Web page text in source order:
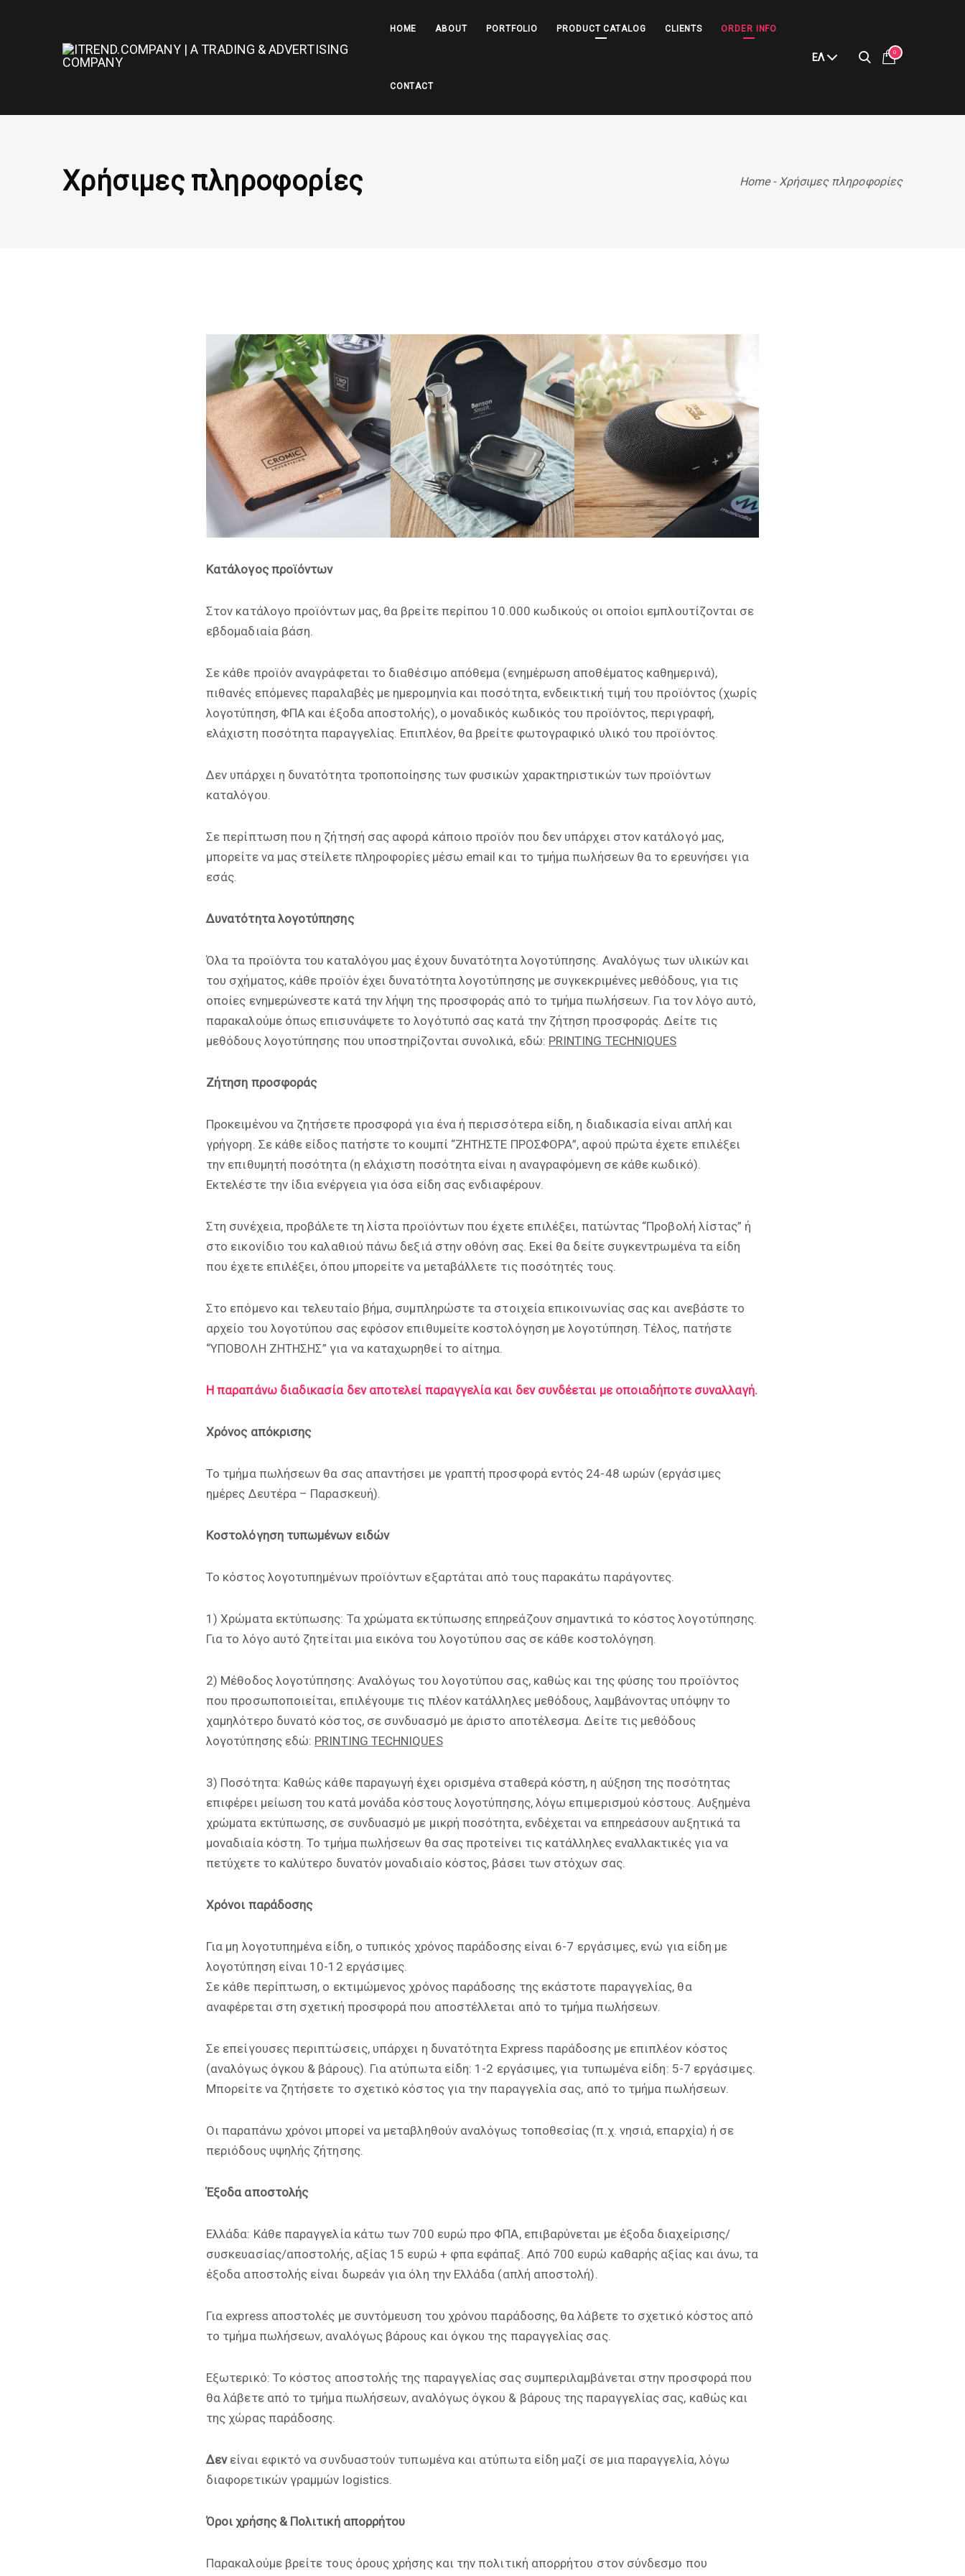
HOME ABOUT PORTFOLIO PRODUCT CATALOG CLIENTS ORDER INFO
CONTACT
ΕΛ 0
Χρήσιμες πληροφορίες Home - Χρήσιμες πληροφορίες
Κατάλογος προϊόντων
Στον κατάλογο προϊόντων μας, θα βρείτε περίπου 10.000 κωδικούς οι οποίοι εμπλουτίζονται σε
εβδομαδιαία βάση.
Σε κάθε προϊόν αναγράφεται το διαθέσιμο απόθεμα (ενημέρωση αποθέματος καθημερινά),
πιθανές επόμενες παραλαβές με ημερομηνία και ποσότητα, ενδεικτική τιμή του προϊόντος (χωρίς
λογοτύπηση, ΦΠΑ και έξοδα αποστολής), ο μοναδικός κωδικός του προϊόντος, περιγραφή,
ελάχιστη ποσότητα παραγγελίας. Επιπλέον, θα βρείτε φωτογραφικό υλικό του προϊόντος.
Δεν υπάρχει η δυνατότητα τροποποίησης των φυσικών χαρακτηριστικών των προϊόντων
καταλόγου.
Σε περίπτωση που η ζήτησή σας αφορά κάποιο προϊόν που δεν υπάρχει στον κατάλογό μας,
μπορείτε να μας στείλετε πληροφορίες μέσω email και το τμήμα πωλήσεων θα το ερευνήσει για
εσάς.
Δυνατότητα λογοτύπησης
Όλα τα προϊόντα του καταλόγου μας έχουν δυνατότητα λογοτύπησης. Αναλόγως των υλικών και
του σχήματος, κάθε προϊόν έχει δυνατότητα λογοτύπησης με συγκεκριμένες μεθόδους, για τις
οποίες ενημερώνεστε κατά την λήψη της προσφοράς από το τμήμα πωλήσεων. Για τον λόγο αυτό,
παρακαλούμε όπως επισυνάψετε το λογότυπό σας κατά την ζήτηση προσφοράς. Δείτε τις
μεθόδους λογοτύπησης που υποστηρίζονται συνολικά, εδώ: PRINTING TECHNIQUES
Ζήτηση προσφοράς
Προκειμένου να ζητήσετε προσφορά για ένα ή περισσότερα είδη, η διαδικασία είναι απλή και
γρήγορη. Σε κάθε είδος πατήστε το κουμπί “ΖΗΤΗΣΤΕ ΠΡΟΣΦΟΡΑ”, αφού πρώτα έχετε επιλέξει
την επιθυμητή ποσότητα (η ελάχιστη ποσότητα είναι η αναγραφόμενη σε κάθε κωδικό).
Εκτελέστε την ίδια ενέργεια για όσα είδη σας ενδιαφέρουν.
Στη συνέχεια, προβάλετε τη λίστα προϊόντων που έχετε επιλέξει, πατώντας “Προβολή λίστας” ή
στο εικονίδιο του καλαθιού πάνω δεξιά στην οθόνη σας. Εκεί θα δείτε συγκεντρωμένα τα είδη
που έχετε επιλέξει, όπου μπορείτε να μεταβάλλετε τις ποσότητές τους.
Στο επόμενο και τελευταίο βήμα, συμπληρώστε τα στοιχεία επικοινωνίας σας και ανεβάστε το
αρχείο του λογοτύπου σας εφόσον επιθυμείτε κοστολόγηση με λογοτύπηση. Τέλος, πατήστε
“ΥΠΟΒΟΛΗ ΖΗΤΗΣΗΣ” για να καταχωρηθεί το αίτημα.
Η παραπάνω διαδικασία δεν αποτελεί παραγγελία και δεν συνδέεται με οποιαδήποτε συναλλαγή.
Χρόνος απόκρισης
Το τμήμα πωλήσεων θα σας απαντήσει με γραπτή προσφορά εντός 24-48 ωρών (εργάσιμες
ημέρες Δευτέρα – Παρασκευή).
Κοστολόγηση τυπωμένων ειδών
Το κόστος λογοτυπημένων προϊόντων εξαρτάται από τους παρακάτω παράγοντες.
1) Χρώματα εκτύπωσης: Τα χρώματα εκτύπωσης επηρεάζουν σημαντικά το κόστος λογοτύπησης.
Για το λόγο αυτό ζητείται μια εικόνα του λογοτύπου σας σε κάθε κοστολόγηση.
2) Μέθοδος λογοτύπησης: Αναλόγως του λογοτύπου σας, καθώς και της φύσης του προϊόντος
που προσωποποιείται, επιλέγουμε τις πλέον κατάλληλες μεθόδους, λαμβάνοντας υπόψην το
χαμηλότερο δυνατό κόστος, σε συνδυασμό με άριστο αποτέλεσμα. Δείτε τις μεθόδους
λογοτύπησης εδώ: PRINTING TECHNIQUES
3) Ποσότητα: Καθώς κάθε παραγωγή έχει ορισμένα σταθερά κόστη, η αύξηση της ποσότητας
επιφέρει μείωση του κατά μονάδα κόστους λογοτύπησης, λόγω επιμερισμού κόστους. Αυξημένα
χρώματα εκτύπωσης, σε συνδυασμό με μικρή ποσότητα, ενδέχεται να επηρεάσουν αυξητικά τα
μοναδιαία κόστη. Το τμήμα πωλήσεων θα σας προτείνει τις κατάλληλες εναλλακτικές για να
πετύχετε το καλύτερο δυνατόν μοναδιαίο κόστος, βάσει των στόχων σας.
Χρόνοι παράδοσης
Για μη λογοτυπημένα είδη, ο τυπικός χρόνος παράδοσης είναι 6-7 εργάσιμες, ενώ για είδη με
λογοτύπηση είναι 10-12 εργάσιμες.
Σε κάθε περίπτωση, ο εκτιμώμενος χρόνος παράδοσης της εκάστοτε παραγγελίας, θα
αναφέρεται στη σχετική προσφορά που αποστέλλεται από το τμήμα πωλήσεων.
Σε επείγουσες περιπτώσεις, υπάρχει η δυνατότητα Express παράδοσης με επιπλέον κόστος
(αναλόγως όγκου & βάρους). Για ατύπωτα είδη: 1-2 εργάσιμες, για τυπωμένα είδη: 5-7 εργάσιμες.
Μπορείτε να ζητήσετε το σχετικό κόστος για την παραγγελία σας, από το τμήμα πωλήσεων.
Οι παραπάνω χρόνοι μπορεί να μεταβληθούν αναλόγως τοποθεσίας (π.χ. νησιά, επαρχία) ή σε
περιόδους υψηλής ζήτησης.
Έξοδα αποστολής
Ελλάδα: Κάθε παραγγελία κάτω των 700 ευρώ προ ΦΠΑ, επιβαρύνεται με έξοδα διαχείρισης/
συσκευασίας/αποστολής, αξίας 15 ευρώ + φπα εφάπαξ. Από 700 ευρώ καθαρής αξίας και άνω, τα
έξοδα αποστολής είναι δωρεάν για όλη την Ελλάδα (απλή αποστολή).
Για express αποστολές με συντόμευση του χρόνου παράδοσης, θα λάβετε το σχετικό κόστος από
το τμήμα πωλήσεων, αναλόγως βάρους και όγκου της παραγγελίας σας.
Εξωτερικό: Το κόστος αποστολής της παραγγελίας σας συμπεριλαμβάνεται στην προσφορά που
θα λάβετε από το τμήμα πωλήσεων, αναλόγως όγκου & βάρους της παραγγελίας σας, καθώς και
της χώρας παράδοσης.
Δενείναι εφικτό να συνδυαστούν τυπωμένα και ατύπωτα είδη μαζί σε μια παραγγελία, λόγω
διαφορετικών γραμμών logistics.
Όροι χρήσης & Πολιτική απορρήτου
Παρακαλούμε βρείτε τους όρους χρήσης και την πολιτική απορρήτου στον σύνδεσμο που